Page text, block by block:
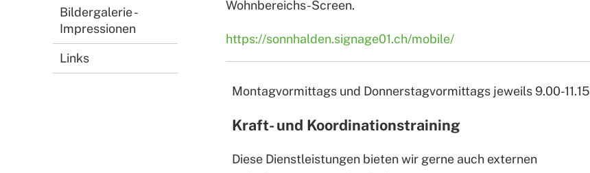
Bildergalerie -
Impressionen
Links
Wohnbereichs-Screen.
https://sonnhalden.signage01.ch/mobile/
Montagvormittags und Donnerstagvormittags jeweils 9.00-11.15
Kraft- und Koordinationstraining
Diese Dienstleistungen bieten wir gerne auch externen